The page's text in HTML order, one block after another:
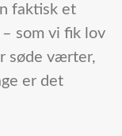
faktisk et
som vi fik lov
søde værter,
er det